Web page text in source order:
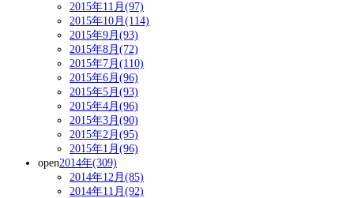
2015年11月(97)
2015年10月(114)
2015年9月(93)
2015年8月(72)
2015年7月(110)
2015年6月(96)
2015年5月(93)
2015年4月(96)
2015年3月(90)
2015年2月(95)
2015年1月(96)
open2014年(309)
2014年12月(85)
2014年11月(92)